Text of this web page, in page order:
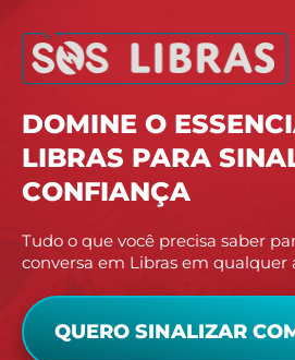
DOMINE O
LIBRAS PARA
CONFIANÇA
Tudo o que você precisa saber
conversa em Libras em qualquer
QUERO SINALIZAR